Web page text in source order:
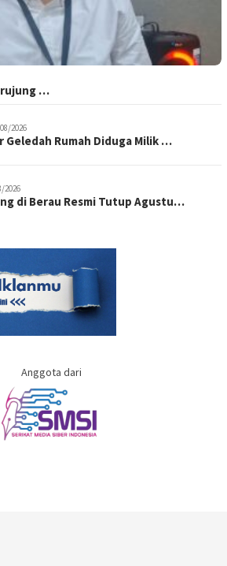
…
2026
Geledah Rumah Diduga Milik …
2026
di Berau Resmi Tutup Agustu…
Anggota dari